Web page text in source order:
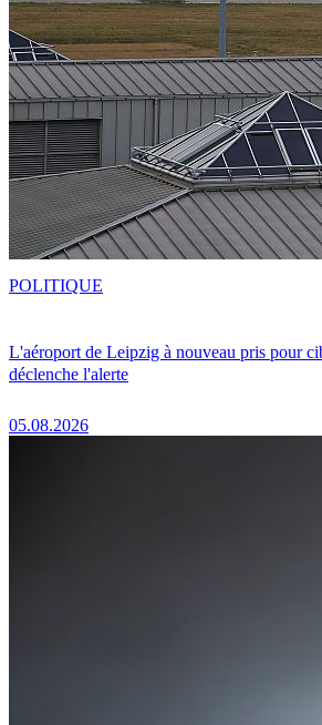
L'aéroport de Leipzig à nouveau pris pour
déclenche l'alerte
05.08.2026
POLITIQUE